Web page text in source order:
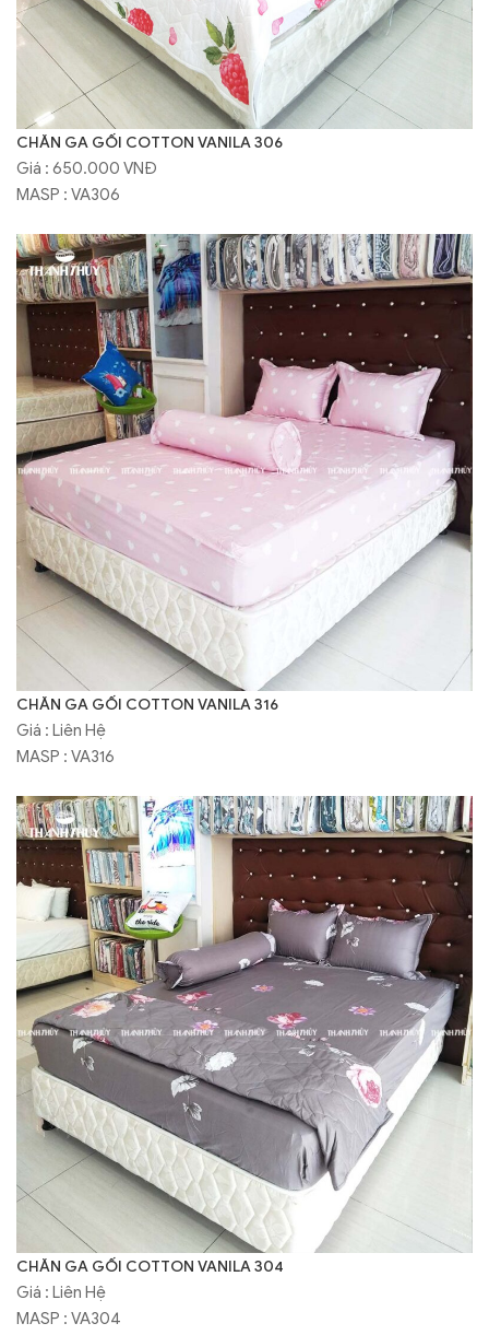
CHĂN GA GỐI COTTON VANILA 306
Giá : 650.000 VNĐ
MASP : VA306
CHĂN GA GỐI COTTON VANILA 316
Giá : Liên Hệ
MASP : VA316
CHĂN GA GỐI COTTON VANILA 304
Giá : Liên Hệ
MASP : VA304